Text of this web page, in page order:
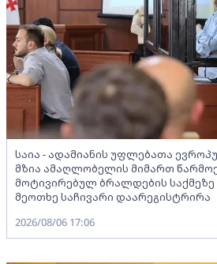
საია - ადამიანის უფლებათა
მზია ამაღლობელის მიმართ
მოტივირებულ ბრალდების
მეოთხე საჩივარი დაარეგისტრირა
2026/08/06 17:06